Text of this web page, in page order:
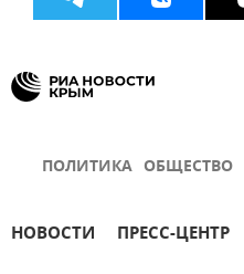
ПОЛИТИКА ОБЩЕСТВО
НОВОСТИ ПРЕСС-ЦЕНТР